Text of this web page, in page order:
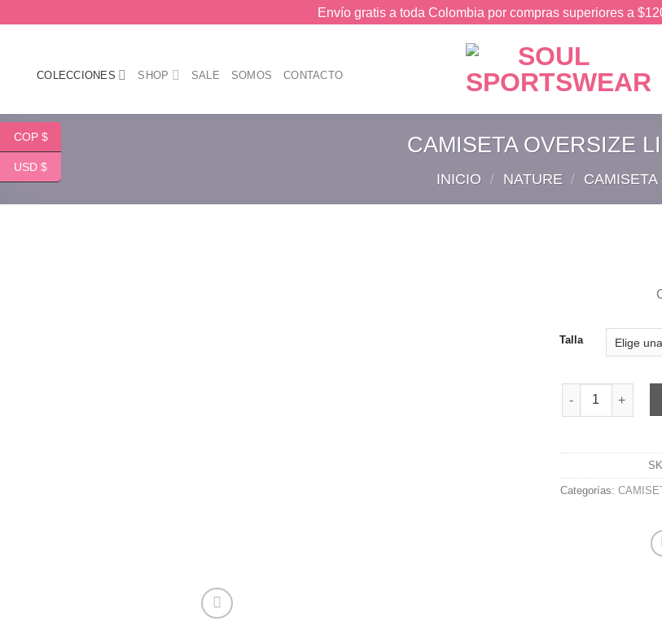
Envío gratis a toda Colombia por compras superiores a
COLECCIONES SHOP SALE SOMOS CONTACTO
CAMISETA OVERSIZE
INICIO / NATURE / CAMISETA
Talla
CAMISETA
Categorías:
COP $
USD $